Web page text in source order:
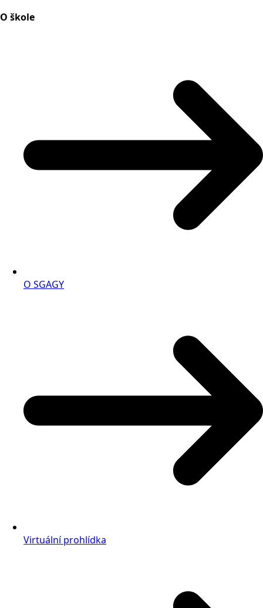
O škole
O SGAGY
Virtuální prohlídka